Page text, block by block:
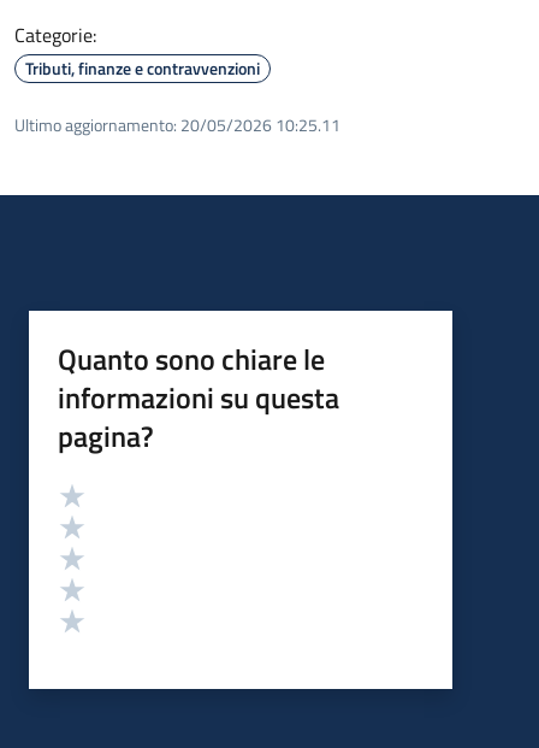
Categorie:
Tributi, finanze e contravvenzioni
Ultimo aggiornamento: 20/05/2026 10:25.11
Quanto sono chiare le
informazioni su questa
pagina?
Valutazione